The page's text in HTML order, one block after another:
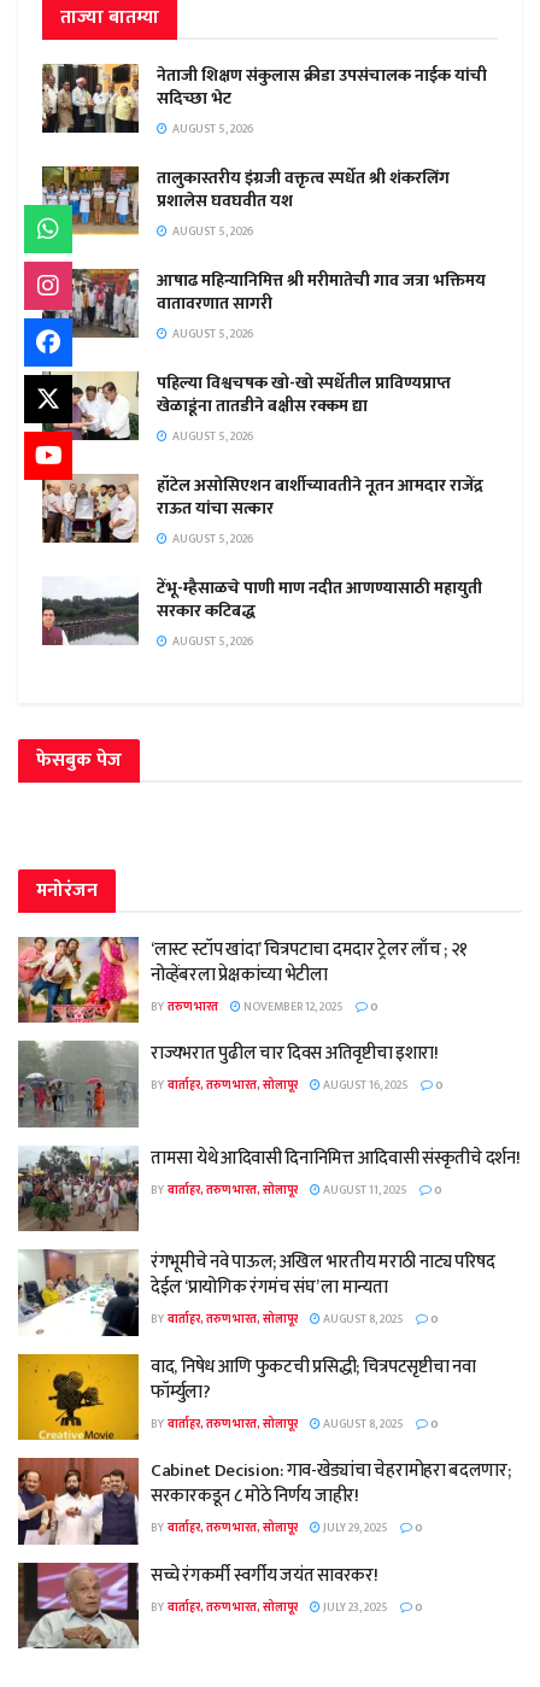
ताज्या बातम्या
नेताजी शिक्षण संकुलास क्रीडा उपसंचालक नाईक यांची
सदिच्छा भेट
AUGUST 5, 2026
तालुकास्तरीय इंग्रजी वक्तृत्व स्पर्धेत श्री शंकरलिंग
प्रशालेस घवघवीत यश
AUGUST 5, 2026
आषाढ महिन्यानिमित्त श्री मरीमातेची गाव जत्रा भक्तिमय
वातावरणात सागरी
AUGUST 5, 2026
पहिल्या विश्वचषक खो-खो स्पर्धेतील प्राविण्यप्राप्त
खेळाडूंना तातडीने बक्षीस रक्कम द्या
AUGUST 5, 2026
हॉटेल असोसिएशन बार्शीच्यावतीने नूतन आमदार राजेंद्र
राऊत यांचा सत्कार
AUGUST 5, 2026
टेंभू-म्हैसाळचे पाणी माण नदीत आणण्यासाठी महायुती
सरकार कटिबद्ध
AUGUST 5, 2026
फेसबुक पेज
मनोरंजन
‘लास्ट स्टॉप खांदा’ चित्रपटाचा दमदार ट्रेलर लाँच ; २१
नोव्हेंबरला प्रेक्षकांच्या भेटीला
BYतरुण भारत NOVEMBER 12, 2025 0
राज्यभरात पुढील चार दिवस अतिवृष्टीचा इशारा!
BYवार्ताहर, तरुण भारत, सोलापूर AUGUST 16, 2025 0
तामसा येथे आदिवासी दिनानिमित्त आदिवासी संस्कृतीचे दर्शन!
BYवार्ताहर, तरुण भारत, सोलापूर AUGUST 11, 2025 0
रंगभूमीचे नवे पाऊल; अखिल भारतीय मराठी नाट्य परिषद
देईल ‘प्रायोगिक रंगमंच संघ’ ला मान्यता
BYवार्ताहर, तरुण भारत, सोलापूर AUGUST 8, 2025 0
वाद, निषेध आणि फुकटची प्रसिद्धी; चित्रपटसृष्टीचा नवा
फॉर्म्युला?
BYवार्ताहर, तरुण भारत, सोलापूर AUGUST 8, 2025 0
Cabinet Decision: गाव-खेड्यांचा चेहरामोहरा बदलणार;
सरकारकडून ८ मोठे निर्णय जाहीर!
BYवार्ताहर, तरुण भारत, सोलापूर JULY 29, 2025 0
सच्चे रंगकर्मी स्वर्गीय जयंत सावरकर!
BYवार्ताहर, तरुण भारत, सोलापूर JULY 23, 2025 0